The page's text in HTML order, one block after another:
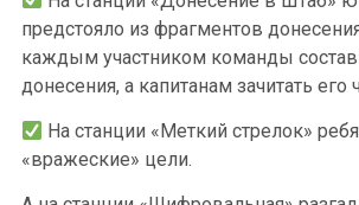
предстояло из фрагментов
каждым участником команды
донесения, а капитанам зачитать
На станции «Меткий стрелок»
«вражеские» цели.